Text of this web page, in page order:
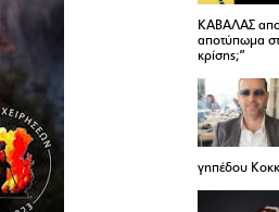
ΚΑΒΑΛΑΣ
αποτύπωμα
κρίσης;”
γηπέδου